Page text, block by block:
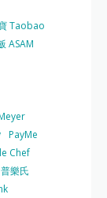
Taobao
ASAM
PayMe
Chef
樂氏